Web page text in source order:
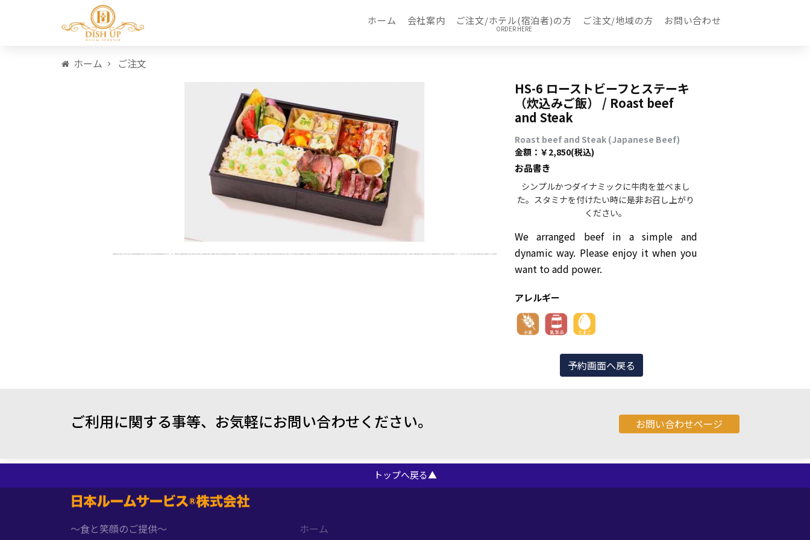
ホーム 会社案内 ご注文/ホテル(宿泊者)の方 ご注文/地域の方 お問い合わせ
ホーム ご注文
HS-6 ローストビーフとステーキ
（炊込みご飯） / Roast beef
and Steak
Roast beef and Steak (Japanese Beef)
金額：￥2,850(税込)
お品書き
シンプルかつダイナミックに牛肉を並べまし
た。スタミナを付けたい時に是非お召し上がり
ください。
We arranged beef in a simple and
dynamic way. Please enjoy it when you
want to add power.
アレルギー
予約画面へ戻る
ご利用に関する事等、 お気軽にお問い合わせください。 お問い合わせページ
トップへ戻る▲
～食と笑顔のご提供～
ホーム